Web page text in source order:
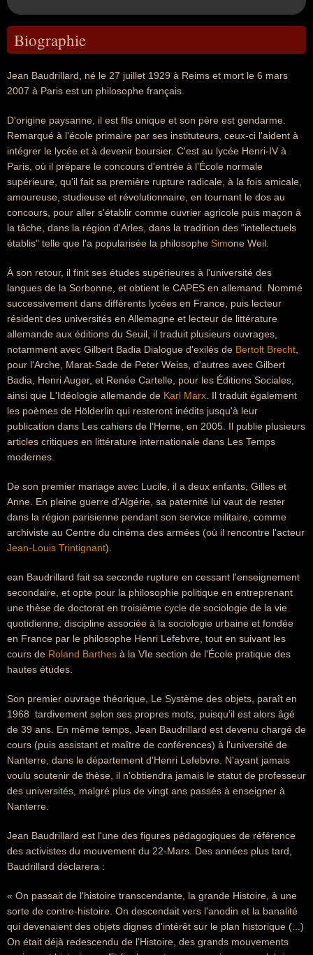
Biographie
Jean Baudrillard, né le 27 juillet 1929 à Reims et mort le 6 mars
2007 à Paris est un philosophe français.
D'origine paysanne, il est fils unique et son père est gendarme.
Remarqué à l'école primaire par ses instituteurs, ceux-ci l'aident à
intégrer le lycée et à devenir boursier. C'est au lycée Henri-IV à
Paris, où il prépare le concours d'entrée à l'École normale
supérieure, qu'il fait sa première rupture radicale, à la fois amicale,
amoureuse, studieuse et révolutionnaire, en tournant le dos au
concours, pour aller s'établir comme ouvrier agricole puis maçon à
la tâche, dans la région d'Arles, dans la tradition des "intellectuels
établis" telle que l'a popularisée la philosophe Simone Weil.
À son retour, il finit ses études supérieures à l'université des
langues de la Sorbonne, et obtient le CAPES en allemand. Nommé
successivement dans différents lycées en France, puis lecteur
résident des universités en Allemagne et lecteur de littérature
allemande aux éditions du Seuil, il traduit plusieurs ouvrages,
notamment avec Gilbert Badia Dialogue d'exilés de Bertolt Brecht
pour l'Arche, Marat-Sade de Peter Weiss, d'autres avec Gilbert
Badia, Henri Auger, et Renée Cartelle, pour les Éditions Sociales,
ainsi que L'Idéologie allemande de Karl Marx . Il traduit également
les poèmes de Hölderlin qui resteront inédits jusqu'à leur
publication dans Les cahiers de l'Herne, en 2005. Il publie plusieurs
articles critiques en littérature internationale dans Les Temps
modernes.
De son premier mariage avec Lucile, il a deux enfants, Gilles et
Anne. En pleine guerre d'Algérie, sa paternité lui vaut de rester
dans la région parisienne pendant son service militaire, comme
archiviste au Centre du cinéma des armées (où il rencontre l'acteur
Jean-Louis Trintignant).
ean Baudrillard fait sa seconde rupture en cessant l'enseignement
secondaire, et opte pour la philosophie politique en entreprenant
une thèse de doctorat en troisième cycle de sociologie de la vie
quotidienne, discipline associée à la sociologie urbaine et fondée
en France par le philosophe Henri Lefebvre, tout en suivant les
cours de Roland Barthes à la VIe section de l'École pratique des
hautes études.
Son premier ouvrage théorique, Le Système des objets, paraît en
1968  tardivement selon ses propres mots, puisqu'il est alors âgé
de 39 ans. En même temps, Jean Baudrillard est devenu chargé de
cours (puis assistant et maître de conférences) à l'université de
Nanterre, dans le département d'Henri Lefebvre. N'ayant jamais
voulu soutenir de thèse, il n'obtiendra jamais le statut de professeur
des universités, malgré plus de vingt ans passés à enseigner à
Nanterre.
Jean Baudrillard est l'une des figures pédagogiques de référence
des activistes du mouvement du 22-Mars. Des années plus tard,
Baudrillard déclarera :
« On passait de l'histoire transcendante, la grande Histoire, à une
sorte de contre-histoire. On descendait vers l'anodin et la banalité
qui devenaient des objets dignes d'intérêt sur le plan historique (...)
On était déjà redescendu de l'Histoire, des grands mouvements